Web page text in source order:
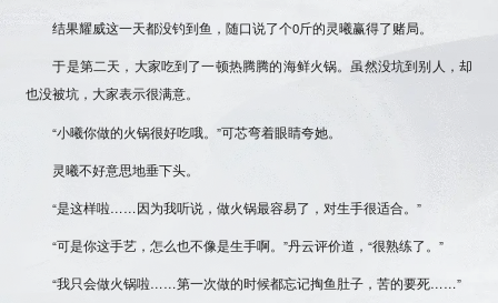
结果耀威这一天都没钓到鱼，随口说了个0斤的灵曦赢得了赌局。
于是第二天，大家吃到了一顿热腾腾的海鲜火锅。虽然没坑到别人，却
也没被坑，大家表示很满意。
“小曦你做的火锅很好吃哦。”可芯弯着眼睛夸她。
灵曦不好意思地垂下头。
“是这样啦……因为我听说，做火锅最容易了，对生手很适合。”
“可是你这手艺，怎么也不像是生手啊。”丹云评价道，“很熟练了。”
“我只会做火锅啦……第一次做的时候都忘记掏鱼肚子，苦的要死……”